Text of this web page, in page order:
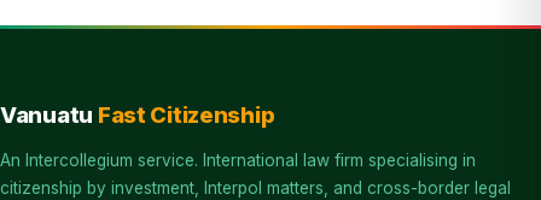
Vanuatu Fast Citizenship
An Intercollegium service. International law firm specialising in
citizenship by investment, Interpol matters, and cross-border legal